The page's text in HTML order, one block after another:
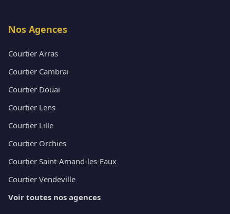
Nos Agences
Courtier Arras
Courtier Cambrai
Courtier Douai
Courtier Lens
Courtier Lille
Courtier Orchies
Courtier Saint-Amand-les-Eaux
Courtier Vendeville
Voir toutes nos agences